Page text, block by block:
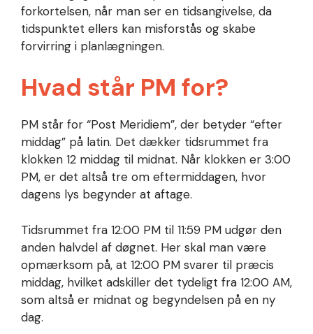
forkortelsen, når man ser en tidsangivelse, da
tidspunktet ellers kan misforstås og skabe
forvirring i planlægningen.
Hvad står PM for?
PM står for “Post Meridiem”, der betyder “efter
middag” på latin. Det dækker tidsrummet fra
klokken 12 middag til midnat. Når klokken er 3:00
PM, er det altså tre om eftermiddagen, hvor
dagens lys begynder at aftage.
Tidsrummet fra 12:00 PM til 11:59 PM udgør den
anden halvdel af døgnet. Her skal man være
opmærksom på, at 12:00 PM svarer til præcis
middag, hvilket adskiller det tydeligt fra 12:00 AM,
som altså er midnat og begyndelsen på en ny
dag.